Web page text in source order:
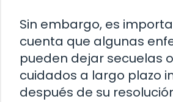
Sin embargo, es
cuenta que algunas
pueden dejar secuelas
cuidados a largo plazo
después de su